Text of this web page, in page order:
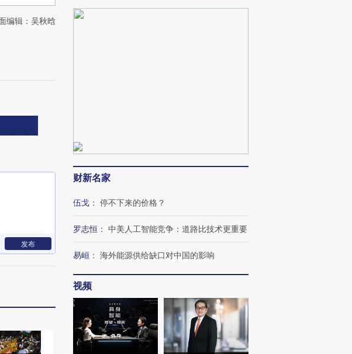
编辑：吴秋晗
发布
财新名家
伍戈 ： 停不下来的价格？
罗志恒 ： 中美人工智能竞争：道路比技术更重要
易峘 ： 海外能源供给缺口对中国的影响
视频